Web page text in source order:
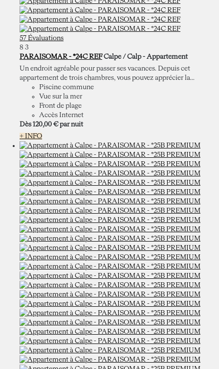
57 Évaluations
8 3
PARAISOMAR - *24C REF Calpe / Calp - Appartement
Un endroit agréable pour passer ses vacances. Depuis cet
appartement de trois chambres, vous pouvez apprécier la...
Piscine commune
Vue sur la mer
Front de plage
Accès Internet
Dès 120,00 € par nuit
+ INFO